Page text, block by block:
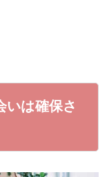
いは確保さ